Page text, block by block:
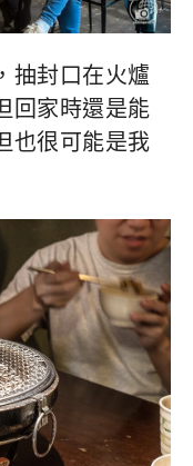
抽封口在火爐
回家時還是能
也很可能是我